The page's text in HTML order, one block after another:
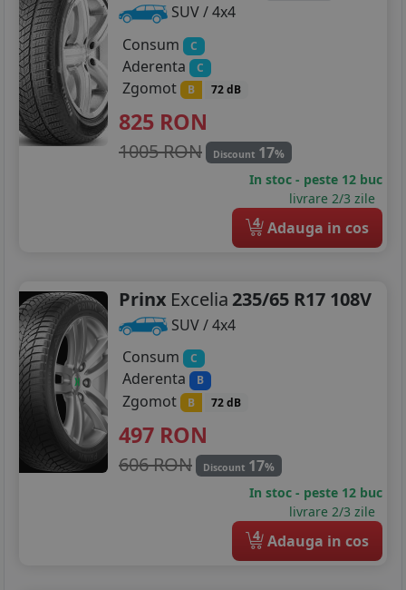
SUV / 4x4
Consum
C
Aderenta C
Zgomot B 72 dB
825 RON
1005 RON Discount 17%
In stoc - peste 12 buc
livrare 2/3 zile
4 Adauga in cos
Prinx Excelia 235/65 R17 108V
SUV / 4x4
Consum
C
Aderenta B
Zgomot B 72 dB
497 RON
606 RON Discount 17%
In stoc - peste 12 buc
livrare 2/3 zile
4 Adauga in cos